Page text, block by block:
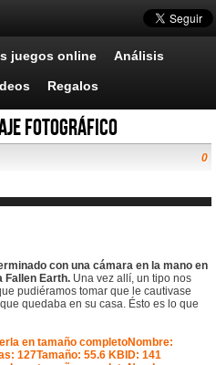
juegos online Análisis
Regalos
fotográfico
0
con una cámara en la mano en
Fallen Earth. Una vez allí, un tipo nos
pudiéramos tomar que le cautivase
quedaba en su casa. Ésto es lo que